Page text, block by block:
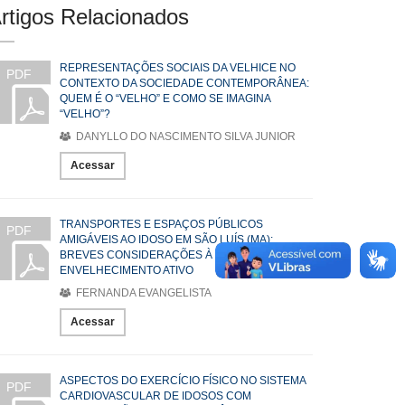
Relacionados
PDF
REPRESENTAÇÕES SOCIAIS DA VELHICE NO
CONTEXTO DA SOCIEDADE CONTEMPORÂNEA:
QUEM É O “VELHO” E COMO SE IMAGINA
“VELHO”?
DANYLLO DO NASCIMENTO SILVA JUNIOR
Acessar
PDF
TRANSPORTES E ESPAÇOS PÚBLICOS
AMIGÁVEIS AO IDOSO EM SÃO LUÍS (MA):
BREVES CONSIDERAÇÕES À LUZ DO
ENVELHECIMENTO ATIVO
FERNANDA EVANGELISTA
Acessar
PDF
ASPECTOS DO EXERCÍCIO FÍSICO NO SISTEMA
CARDIOVASCULAR DE IDOSOS COM